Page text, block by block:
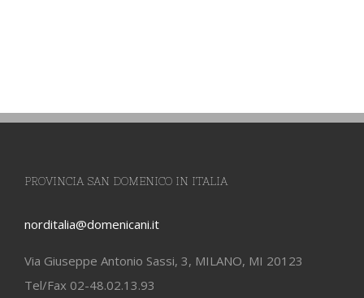
PROVINCIA SAN DOMENICO IN ITALIA
norditalia@domenicani.it
Via Giuseppe Antonio Sassi, 3, MILANO, MI 20123
Tel/Fax 02-48.02.13.93